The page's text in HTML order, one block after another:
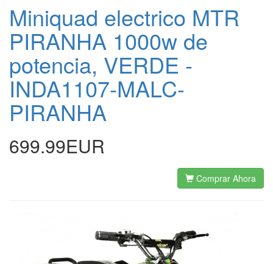
Miniquad electrico MTR
PIRANHA 1000w de
potencia, VERDE -
INDA1107-MALC-
PIRANHA
699.99EUR
Comprar Ahora